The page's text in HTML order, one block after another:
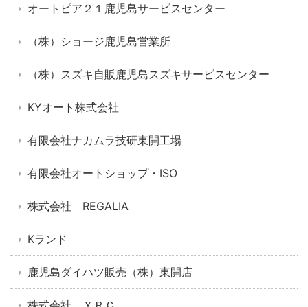
オートピア２１鹿児島サービスセンター
（株）ショージ鹿児島営業所
（株）スズキ自販鹿児島スズキサービスセンター
KYオート株式会社
有限会社ナカムラ技研東開工場
有限会社オートショップ・ISO
株式会社 REGALIA
Kランド
鹿児島ダイハツ販売（株）東開店